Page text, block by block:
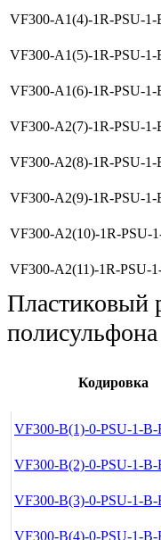
VF300-A1(4)-1R-PSU-
VF300-A1(5)-1R-PSU-
VF300-A1(6)-1R-PSU-
VF300-A2(7)-1R-PSU-
VF300-A2(8)-1R-PSU-
VF300-A2(9)-1R-PSU-
VF300-A2(10)-1R-PSU-
VF300-A2(11)-1R-PSU-
Пластиковый
полисульфона
Кодировка
VF300-B(1)-0-PSU-1-
VF300-B(2)-0-PSU-1-
VF300-B(3)-0-PSU-1-
VF300-B(4)-0-PSU-1-